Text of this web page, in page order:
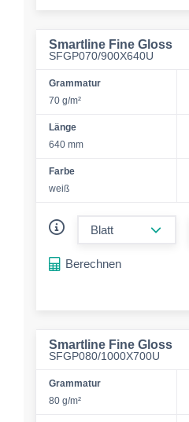
Smartline Fine Gloss
SFGP070/900X640U
Grammatur
70 g/m²
Länge
640 mm
Farbe
weiß
Berechnen
Smartline Fine Gloss
SFGP080/1000X700U
Grammatur
80 g/m²